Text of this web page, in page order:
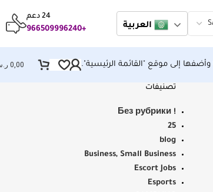
العربية
24 دعم
+966509996240
وأضفها إلى موقع "القائمة الرئيسية". 0,00
تصنيفات
! Без рубрики
25
blog
Business, Small Business
Escort Jobs
Esports